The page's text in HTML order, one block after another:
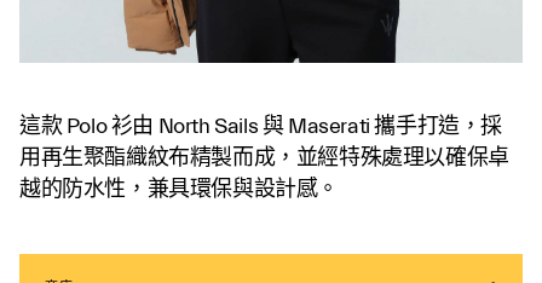
這款 Polo 衫由 North Sails 與 Maserati 攜手打造，採
用再生聚酯織紋布精製而成，並經特殊處理以確保卓
越的防水性，兼具環保與設計感。